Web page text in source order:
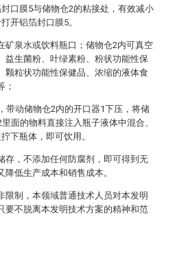
口膜5与储物仓2的粘接处，有效减小
开铝箔封口膜5。
矿泉水或饮料瓶口；储物仓2内可真空
益生菌粉、叶绿素粉、粉状功能性保
颗粒状功能性保健品、浓缩的液体食
；
带动储物仓2内的开口器1下压，将储
面的物料直接注入瓶子液体中混合、
下瓶体，即可饮用。
存，不添加任何防腐剂，即可得到无
低生产成本和销售成本。
限制，本领域普通技术人员对本发明
要不脱离本发明技术方案的精神和范